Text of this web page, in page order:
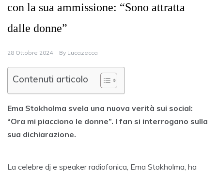
con la sua ammissione: “Sono attratta
dalle donne”
28 Ottobre 2024 By Lucazecca
Contenuti articolo
Ema Stokholma svela una nuova verità sui social:
“Ora mi piacciono le donne”. I fan si interrogano sulla
sua dichiarazione.
La celebre dj e speaker radiofonica, Ema Stokholma, ha